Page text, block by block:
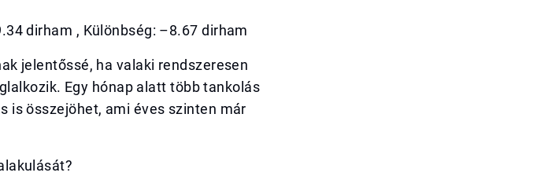
dirham , Különbség: –8.67 dirham
jelentőssé, ha valaki rendszeresen
Egy hónap alatt több tankolás
is összejöhet, ami éves szinten már